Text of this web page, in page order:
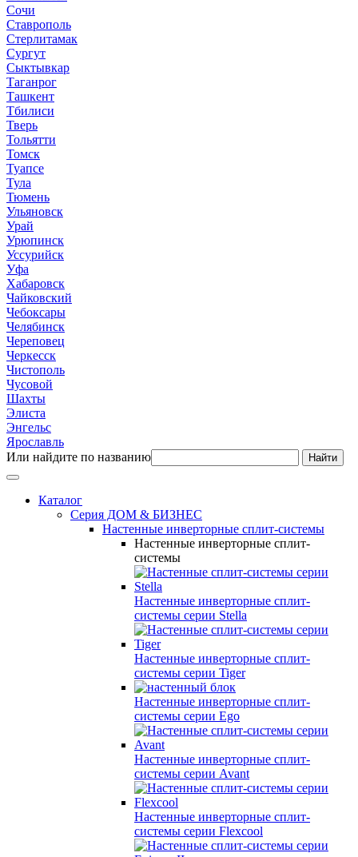
Сочи
Ставрополь
Стерлитамак
Сургут
Сыктывкар
Таганрог
Ташкент
Тбилиси
Тверь
Тольятти
Томск
Туапсе
Тула
Тюмень
Ульяновск
Урай
Урюпинск
Уссурийск
Уфа
Хабаровск
Чайковский
Чебоксары
Челябинск
Череповец
Черкесск
Чистополь
Чусовой
Шахты
Элиста
Энгельс
Ярославль
Или найдите по названию
Каталог
Серия ДОМ & БИЗНЕС
Настенные инверторные сплит-системы
Настенные инверторные сплит-
системы
Настенные инверторные сплит-
системы серии Stella
Настенные инверторные сплит-
системы серии Tiger
Настенные инверторные сплит-
системы серии Ego
Настенные инверторные сплит-
системы серии Avant
Настенные инверторные сплит-
системы серии Flexcool